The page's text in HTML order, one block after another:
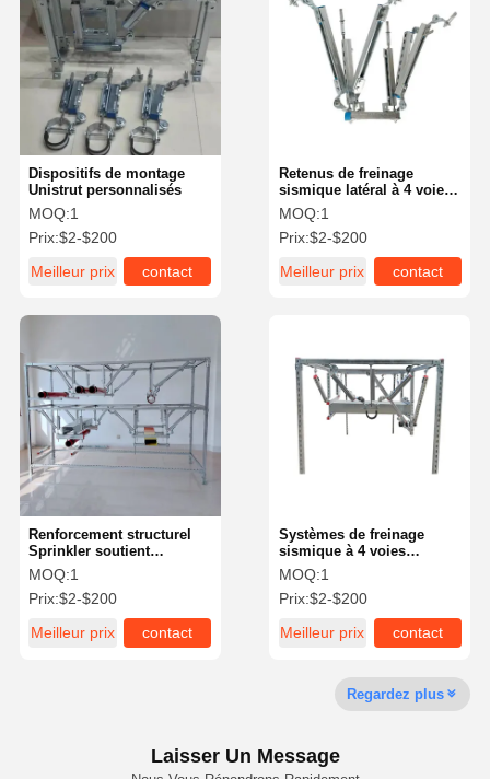
Visite De
Contrôle
Contactez-
Nouvelles
Retenus de freinage
sismique latéral à 4 voies
pour équipement
électrique anti-
effondrement
MOQ:1
Prix:$2-$200
Meilleur prix
contact
Dispositifs de montage
Unistrut personnalisés
MOQ:1
Prix:$2-$200
Meilleur prix
contact
Systèmes de freinage
sismique à 4 voies
galvanisés rigides Mont
de support 100 mm
MOQ:1
Prix:$2-$200
Meilleur prix
contact
Renforcement structurel
Sprinkler soutient
sismique Unistrut pour la
construction
MOQ:1
Prix:$2-$200
Meilleur prix
contact
Regardez plus
Laisser Un Message